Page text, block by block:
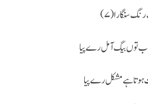
سنگارا (۷)
تو ں بیگ آمل رے پیا
ہوتا ہے مشکل رے پیا